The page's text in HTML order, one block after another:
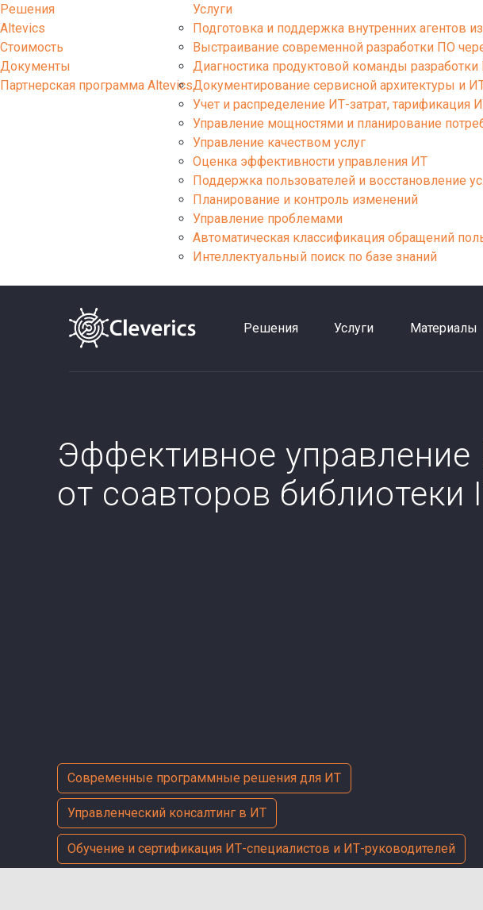
Решения
Altevics
Стоимость
Документы
Партнерская программа Altevics
Услуги
Подготовка и поддержка внутренних агентов
Выстраивание современной разработки ПО
Диагностика продуктовой команды
Документирование сервисной архитектуры и
Учет и распределение ИТ-затрат, тарификация
Управление мощностями и планирование
Управление качеством услуг
Оценка эффективности управления ИТ
Поддержка пользователей и восстановление
Планирование и контроль изменений
Управление проблемами
Автоматическая классификация обращений
Интеллектуальный поиск по базе знаний
Решения Услуги Материалы
Эффективное управление
от соавторов библиотеки
Современные программные решения для ИТ
Управленческий консалтинг в ИТ
Обучение и сертификация ИТ-специалистов и ИТ-руководителей